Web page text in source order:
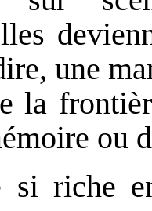
une
la
ou
si riche